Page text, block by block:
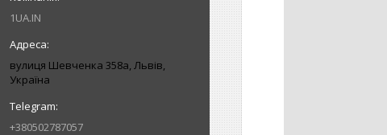
1UA.IN
вулиця Шевченка 358а, Львів,
Україна
+380502787057